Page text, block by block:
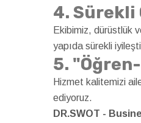
4. Sürekli
Ekibimiz, dürüstlük
yapıda sürekli
5.
Hizmet kalitemizi
ediyoruz.
DR.SWOT -